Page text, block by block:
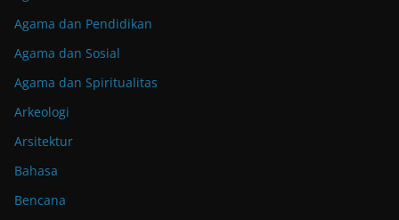
Agama dan Pendidikan
Agama dan Sosial
Agama dan Spiritualitas
Arkeologi
Arsitektur
Bahasa
Bencana